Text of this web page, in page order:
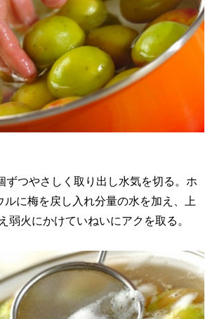
ずつやさしく取り出し水気を切る。ホ
ルに梅を戻し入れ分量の水を加え、上
弱火にかけていねいにアクを取る。